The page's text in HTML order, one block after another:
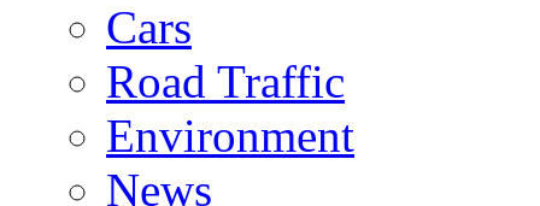
Cars
Road Traffic
Environment
News